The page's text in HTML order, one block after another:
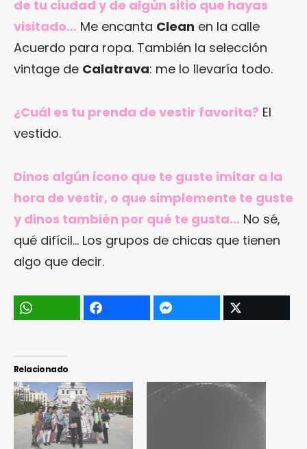
de tu ciudad y de algún sitio que hayas
visitado… Me encanta Clean en la calle
Acuerdo para ropa. También la selección
vintage de Calatrava: me lo llevaría todo.
¿Cuál es tu prenda de vestir favorita? El
vestido.
Dinos algún icono que te guste imitar a la
hora de vestir, o que simplemente te guste
y dinos también por qué te gusta… No sé,
qué difícil… Los grupos de chicas que tienen
algo que decir.
Relacionado